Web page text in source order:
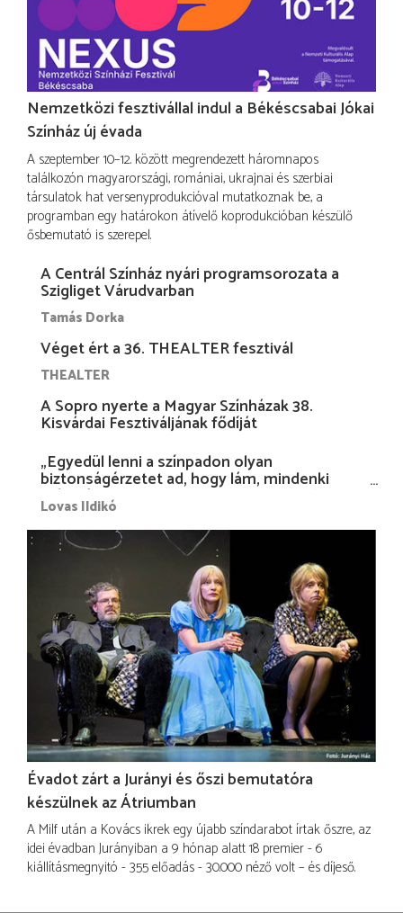
Nemzetközi fesztivállal indul a Békéscsabai Jókai
Színház új évada
A szeptember 10–12. között megrendezett háromnapos
találkozón magyarországi, romániai, ukrajnai és szerbiai
társulatok hat versenyprodukcióval mutatkoznak be, a
programban egy határokon átívelő koprodukcióban készülő
ősbemutató is szerepel.
A Centrál Színház nyári programsorozata a
Szigliget Várudvarban
Tamás Dorka
Véget ért a 36. THEALTER fesztivál
THEALTER
A Sopro nyerte a Magyar Színházak 38.
Kisvárdai Fesztiváljának fődíját
„Egyedül lenni a színpadon olyan
biztonságérzetet ad, hogy lám, mindenki
más nélkül is megvagyok magammal…”
Lovas Ildikó
Évadot zárt a Jurányi és őszi bemutatóra
készülnek az Átriumban
A Milf után a Kovács ikrek egy újabb színdarabot írtak őszre, az
idei évadban Jurányiban a 9 hónap alatt 18 premier - 6
kiállításmegnyitó - 355 előadás - 30.000 néző volt – és díjeső.